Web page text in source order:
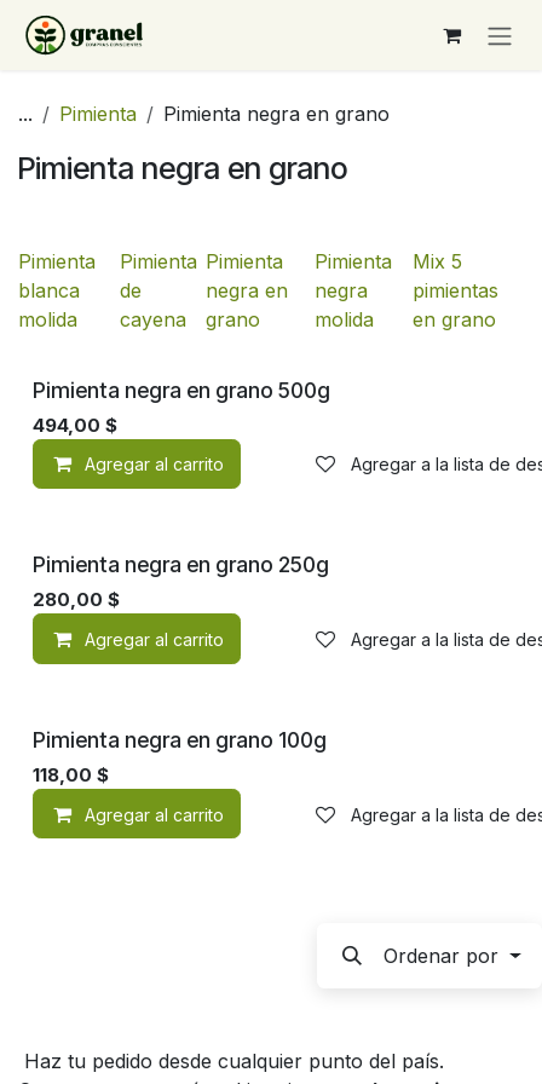
Ir al contenido
... Pimienta Pimienta negra en grano
Pimienta negra en grano
Pimienta
blanca
molida
Pimienta
de
cayena
Pimienta
negra en
grano
Pimienta
negra
molida
Mix 5
pimientas
en grano
Pimienta negra en grano 500g
494,00 $
Agregar al carrito Agregar a la lista de
Pimienta negra en grano 250g
280,00 $
Agregar al carrito Agregar a la lista de
Pimienta negra en grano 100g
118,00 $
Agregar al carrito Agregar a la lista de
Ordenar por
Haz tu pedido desde cualquier punto del país.